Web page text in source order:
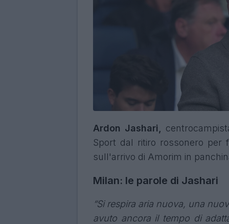
Ardon Jashari,
Sport dal ritiro rossonero per
sull'arrivo di Amorim in
Milan: le parole di Jashari
“Si respira aria nuova, una
avuto ancora il tempo di